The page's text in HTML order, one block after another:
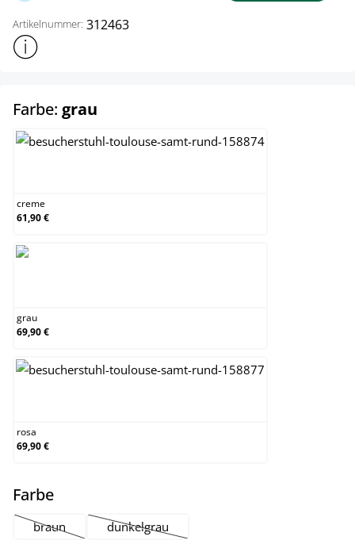
Artikelnummer: 312463
Weitere Produktinformationen anzeigen
Farbe: grau
creme
61,90 €
grau
69,90 €
rosa
69,90 €
Farbeauswählen
braun
(Diese Option ist zurzeit nicht verfügbar.)
dunkelgrau
(Diese Option ist zurzeit nicht verfügbar.)